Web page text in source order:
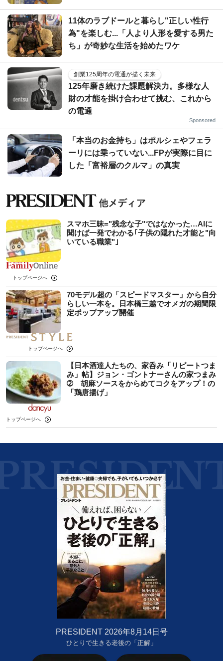
11体のラブドールと暮らし"正しい性行
為"を楽しむ...「人より人形を愛する男た
ち」が奇妙な生活を始めたワケ
創業125周年の電通が描く未来
125年磨き続けた課題解決力。多様な人
財の才能を掛け合わせて挑む、これから
の電通
Sponsored
「本当のお金持ち」はポルシェやフェラ
ーリには乗っていない...FPが実際に目に
した「富裕層のクルマ」の真実
スマホ三昧="残念な子"ではなかった…AIに
聞けば一発でわかる｢子供の隠れた才能と"向
いている職業"｣
トップページへ
70モデル超の「スピードマスター」から自分
らしい一本を。日本橋三越でオメガの期間限
定ポップアップ開催
トップページへ
【日本酒達人たちの、家呑み「リピートつま
み」帖】ジョン・ゴントナーさんの家つまみ
➁ 胡麻ソースをからめてコクをアップ！の
「鶏唐揚げ」
トップページへ
PRESIDENT 2026年8月14日号
ひとりで生きる老後の「正解」